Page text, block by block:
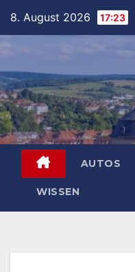
content
8. August 2026 17:23
AUTOS
WISSEN